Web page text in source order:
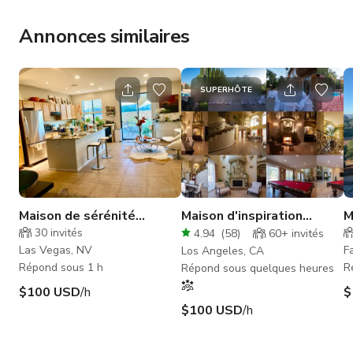
Annonces similaires
Maison de sérénité
moderne
30 invités
Las Vegas, NV
Répond sous 1 h
$100 USD/h
SUPERHÔTE
Maison d'inspiration
grecque avec jardin et
piscine
4.94 (58) 60+ invités
Los Angeles, CA
Répond sous quelques heures
$100 USD/h